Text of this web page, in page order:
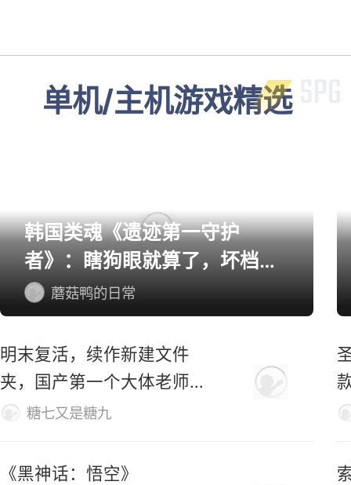
单机/主机游戏精选
韩国类魂《遗迹第一守护
者》：瞎狗眼就算了，坏档算
怎么个事！
蘑菇鸭的日常
明末复活，续作新建文件
夹，国产第一个大体老师杀
穿地狱！
糖七又是糖九
《黑神话：悟空》